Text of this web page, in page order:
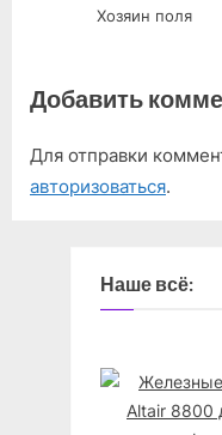
Хозяин поля
Добавить
Для отправки
авторизоваться.
Наше всё: